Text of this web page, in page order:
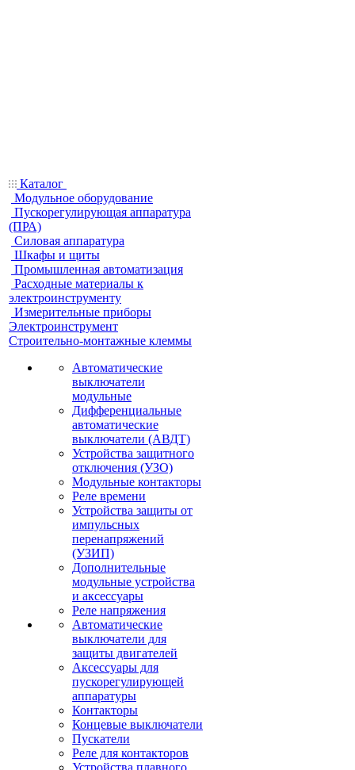
Каталог
Модульное оборудование
Пускорегулирующая аппаратура
(ПРА)
Силовая аппаратура
Шкафы и щиты
Промышленная автоматизация
Расходные материалы к
электроинструменту
Измерительные приборы
Электроинструмент
Строительно-монтажные клеммы
Автоматические
выключатели
модульные
Дифференциальные
автоматические
выключатели (АВДТ)
Устройства защитного
отключения (УЗО)
Модульные контакторы
Реле времени
Устройства защиты от
импульсных
перенапряжений
(УЗИП)
Дополнительные
модульные устройства
и аксессуары
Реле напряжения
Автоматические
выключатели для
защиты двигателей
Аксессуары для
пускорегулирующей
аппаратуры
Контакторы
Концевые выключатели
Пускатели
Реле для контакторов
Устройства плавного